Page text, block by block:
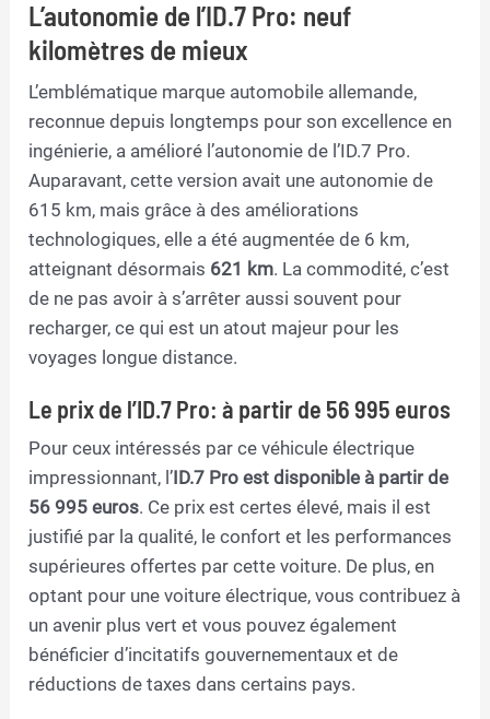
L’autonomie de l’ID.7 Pro: neuf
kilomètres de mieux
L’emblématique marque automobile allemande,
reconnue depuis longtemps pour son excellence en
ingénierie, a amélioré l’autonomie de l’ID.7 Pro.
Auparavant, cette version avait une autonomie de
615 km, mais grâce à des améliorations
technologiques, elle a été augmentée de 6 km,
atteignant désormais 621 km. La commodité, c’est
de ne pas avoir à s’arrêter aussi souvent pour
recharger, ce qui est un atout majeur pour les
voyages longue distance.
Le prix de l’ID.7 Pro: à partir de 56 995 euros
Pour ceux intéressés par ce véhicule électrique
impressionnant, l’ID.7 Pro est disponible à partir de
56 995 euros. Ce prix est certes élevé, mais il est
justifié par la qualité, le confort et les performances
supérieures offertes par cette voiture. De plus, en
optant pour une voiture électrique, vous contribuez à
un avenir plus vert et vous pouvez également
bénéficier d’incitatifs gouvernementaux et de
réductions de taxes dans certains pays.